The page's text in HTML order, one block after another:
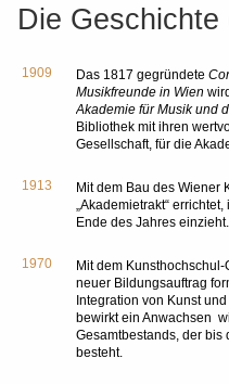
Die
1909 Das 1817 gegründete
Musikfreunde in Wien
Akademie für Musik und
Bibliothek mit ihren
Gesellschaft, für die
1913
Mit dem Bau des Wiener
„Akademietrakt“
Ende des Jahres einzieht.
1970
Mit dem
neuer Bildungsauftrag
Integration von Kunst
bewirkt ein Anwachsen
Gesamtbestands, der bis
besteht.